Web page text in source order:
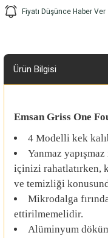
Fiyatı Düşünce Haber Ver
Ürün Bilgisi
Emsan Griss One
4 Modelli kek
Yanmaz
içinizi rahatlatırken,
ve temizliği
Mikrodalga
ettirilmemelidir.
Alüminyum